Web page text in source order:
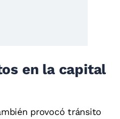
en la capital
provocó tránsito